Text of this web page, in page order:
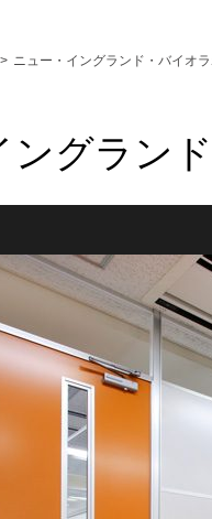
ニュー・イングランド・バイオ
ングラン